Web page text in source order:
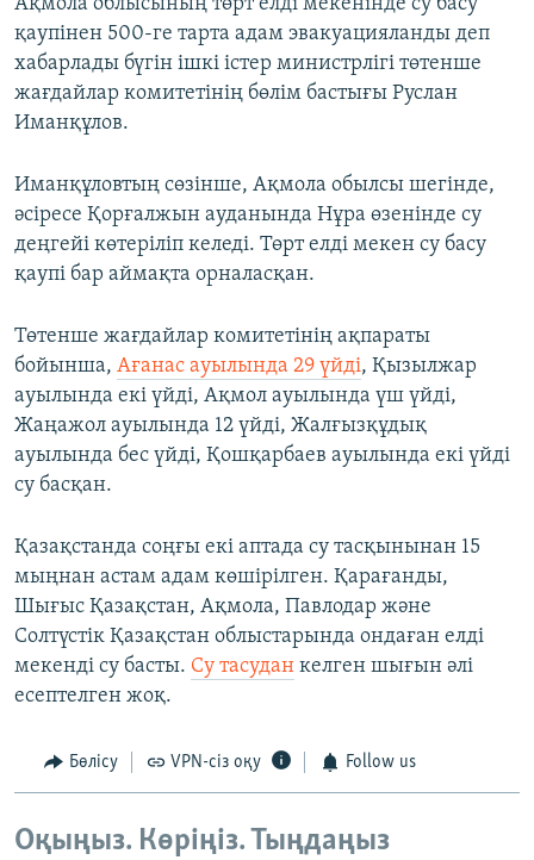
Ақмола облысының төрт елді мекенінде су басу
қаупінен 500-ге тарта адам эвакуацияланды деп
хабарлады бүгін ішкі істер министрлігі төтенше
жағдайлар комитетінің бөлім бастығы Руслан
Иманқұлов.
Иманқұловтың сөзінше, Ақмола обылсы шегінде,
әсіресе Қорғалжын ауданында Нұра өзенінде су
деңгейі көтеріліп келеді. Төрт елді мекен су басу
қаупі бар аймақта орналасқан.
Төтенше жағдайлар комитетінің ақпараты
бойынша, Ағанас ауылында 29 үйді, Қызылжар
ауылында екі үйді, Ақмол ауылында үш үйді,
Жаңажол ауылында 12 үйді, Жалғызқұдық
ауылында бес үйді, Қошқарбаев ауылында екі үйді
су басқан.
Қазақстанда соңғы екі аптада су тасқынынан 15
мыңнан астам адам көшірілген. Қарағанды,
Шығыс Қазақстан, Ақмола, Павлодар және
Солтүстік Қазақстан облыстарында ондаған елді
мекенді су басты. Су тасудан келген шығын әлі
есептелген жоқ.
Бөлісу VPN-сіз оқу Follow us
Оқыңыз. Көріңіз. Тыңдаңыз